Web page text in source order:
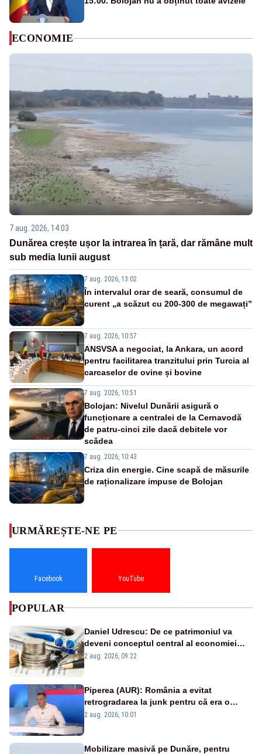
ECONOMIE
7 aug. 2026, 14:03
Dunărea crește ușor la intrarea în țară, dar rămâne mult
sub media lunii august
7 aug. 2026, 13:02
În intervalul orar de seară, consumul de
curent „a scăzut cu 200-300 de megawați”
7 aug. 2026, 10:57
ANSVSA a negociat, la Ankara, un acord
pentru facilitarea tranzitului prin Turcia al
carcaselor de ovine și bovine
7 aug. 2026, 10:51
Bolojan: Nivelul Dunării asigură o
funcționare a centralei de la Cernavodă
de patru-cinci zile dacă debitele vor
scădea
7 aug. 2026, 10:43
Criza din energie. Cine scapă de măsurile
de raționalizare impuse de Bolojan
URMĂREȘTE-NE PE
Facebook YouTube
POPULAR
Daniel Udrescu: De ce patrimoniul va
deveni conceptul central al economiei
viitoare?
2 aug. 2026, 09:22
Piperea (AUR): România a evitat
retrogradarea la junk pentru că era o
catastrofă pentru bănci și fondurile de
2 aug. 2026, 10:01
Mobilizare masivă pe Dunăre, pentru